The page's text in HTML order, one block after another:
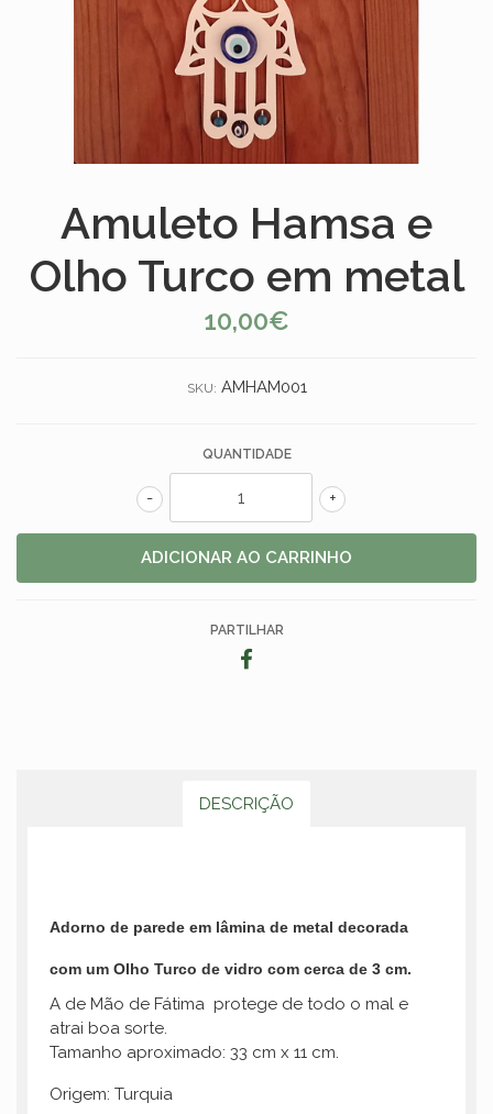
Amuleto Hamsa e
Olho Turco em metal
10,00€
SKU: AMHAM001
QUANTIDADE
+
-
PARTILHAR
DESCRIÇÃO
Adorno de parede em lâmina de metal decorada
com um Olho Turco de vidro com cerca de 3 cm.
A de Mão de Fátima protege de todo o mal e
atrai boa sorte.
Tamanho aproximado: 33 cm x 11 cm.
Origem: Turquia